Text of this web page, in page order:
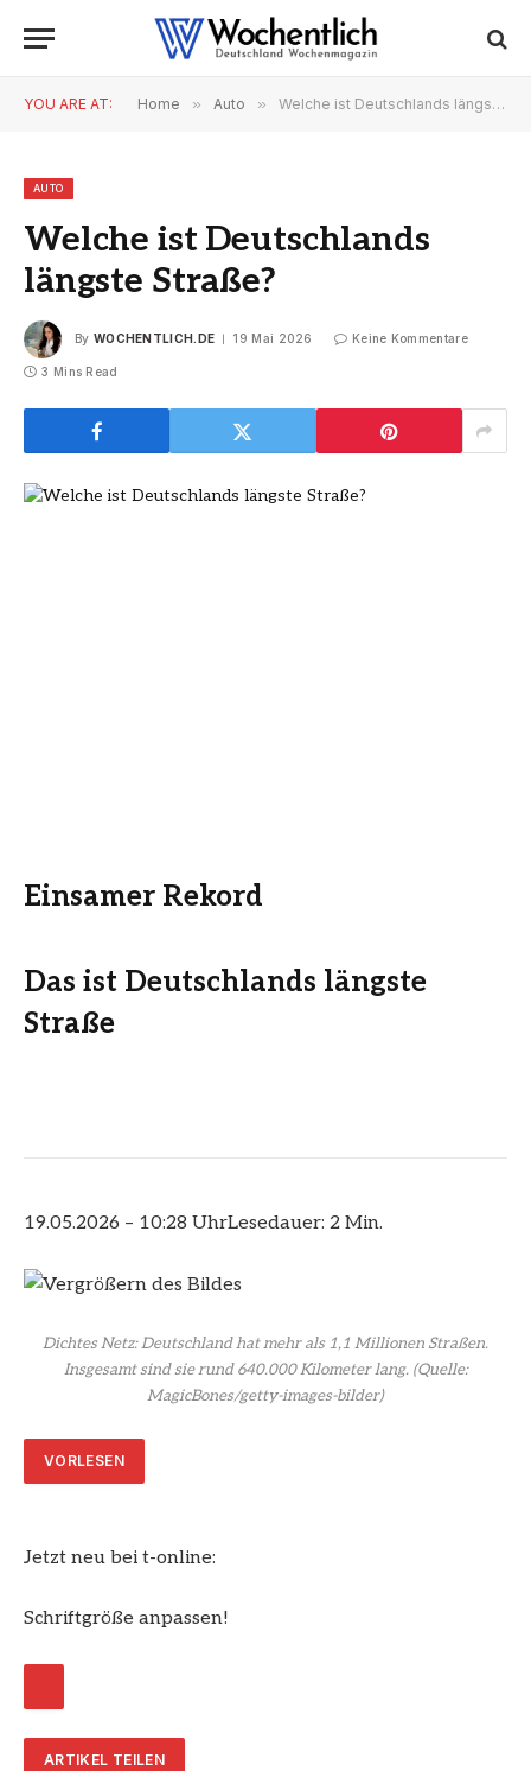
YOU ARE AT: Home » Auto » Welche ist Deutschlands längste Straße?
AUTO
Welche ist Deutschlands
längste Straße?
By WOCHENTLICH.DE 19 Mai 2026 Keine Kommentare
3 Mins Read
Einsamer Rekord
Das ist Deutschlands längste
Straße
19.05.2026 – 10:28 UhrLesedauer: 2 Min.
Dichtes Netz: Deutschland hat mehr als 1,1 Millionen Straßen.
Insgesamt sind sie rund 640.000 Kilometer lang.(Quelle:
MagicBones/getty-images-bilder)
VORLESEN
Jetzt neu bei t-online:
Schriftgröße anpassen!
ARTIKEL TEILEN